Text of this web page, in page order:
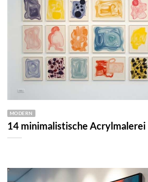
MODERN
14 minimalistische Acrylmalerei